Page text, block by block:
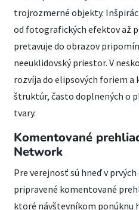
trojrozmerné objekty.
od fotografických efektov až
pretavuje do obrazov
neeuklidovský priestor. V
rozvíja do elipsových foriem a
štruktúr, často doplnených o
tvary.
Komentované
Network
Pre verejnosť sú hneď v
pripravené komentované
ktoré návštevníkom ponúknu